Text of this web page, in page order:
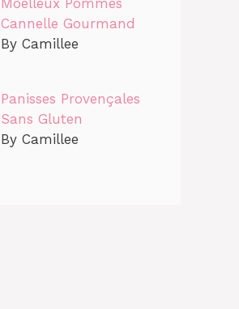
Cannelle Gourmand
By Camillee
Panisses Provençales
Sans Gluten
By Camillee